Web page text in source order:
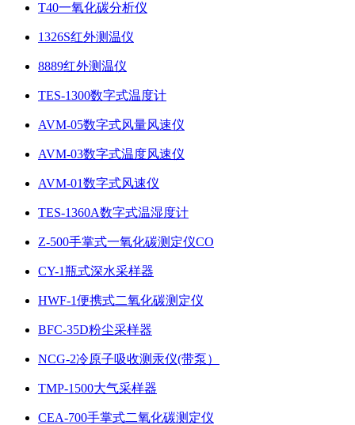
T40一氧化碳分析仪
1326S红外测温仪
8889红外测温仪
TES-1300数字式温度计
AVM-05数字式风量风速仪
AVM-03数字式温度风速仪
AVM-01数字式风速仪
TES-1360A数字式温湿度计
Z-500手掌式一氧化碳测定仪CO
CY-1瓶式深水采样器
HWF-1便携式二氧化碳测定仪
BFC-35D粉尘采样器
NCG-2冷原子吸收测汞仪(带泵）
TMP-1500大气采样器
CEA-700手掌式二氧化碳测定仪